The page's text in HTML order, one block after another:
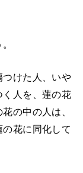
けた人、いや
く人を、蓮の花
の中の人は、
花に同化して